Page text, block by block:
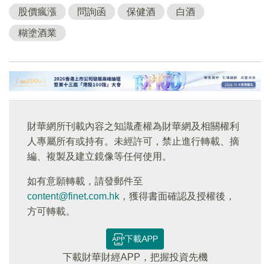
股價瘋漲 問詢函 保健酒 白酒
糊塗酒業
財華網所刊載內容之知識產權為財華網及相關權利
人專屬所有或持有。未經許可，禁止進行轉載、摘
編、複製及建立鏡像等任何使用。
如有意願轉載，請發郵件至
content@finet.com.hk ，獲得書面確認及授權後，
方可轉載。
下載APP
下載財華財經APP，把握投資先機